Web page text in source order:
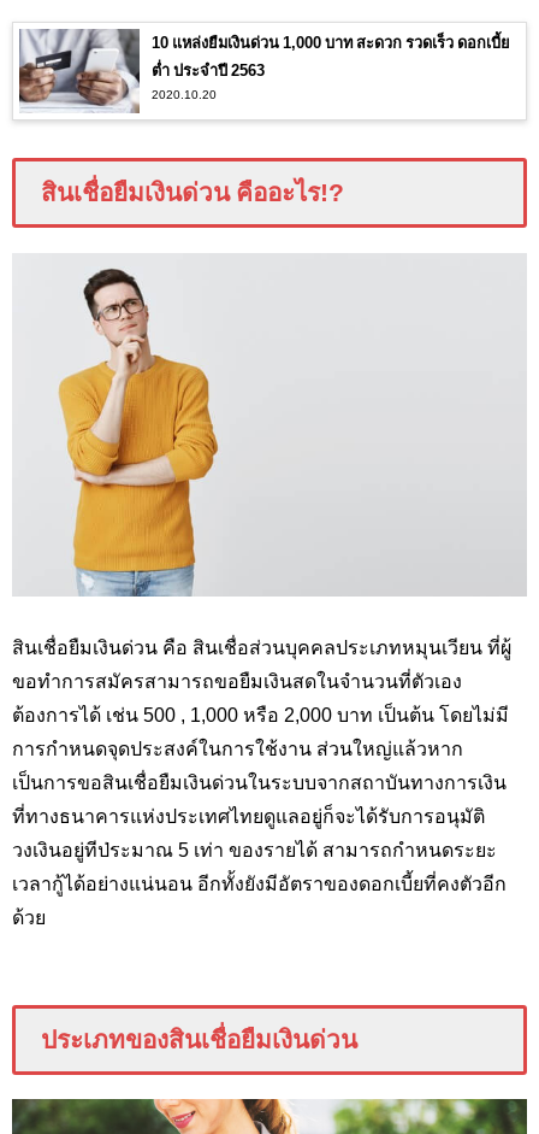
10 แหล่งยืมเงินด่วน 1,000 บาท สะดวก รวดเร็ว ดอกเบี้ย
ต่ำ ประจำปี 2563
2020.10.20
สินเชื่อยืมเงินด่วน คืออะไร!?
สินเชื่อยืมเงินด่วน คือ สินเชื่อส่วนบุคคลประเภทหมุนเวียน ที่ผู้
ขอทำการสมัครสามารถขอยืมเงินสดในจำนวนที่ตัวเอง
ต้องการได้ เช่น 500 , 1,000 หรือ 2,000 บาท เป็นต้น โดยไม่มี
การกำหนดจุดประสงค์ในการใช้งาน ส่วนใหญ่แล้วหาก
เป็นการขอสินเชื่อยืมเงินด่วนในระบบจากสถาบันทางการเงิน
ที่ทางธนาคารแห่งประเทศไทยดูแลอยู่ก็จะได้รับการอนุมัติ
วงเงินอยู่ทีป่ระมาณ 5 เท่า ของรายได้ สามารถกำหนดระยะ
เวลากู้ได้อย่างแน่นอน อีกทั้งยังมีอัตราของดอกเบี้ยที่คงตัวอีก
ด้วย
ประเภทของสินเชื่อยืมเงินด่วน